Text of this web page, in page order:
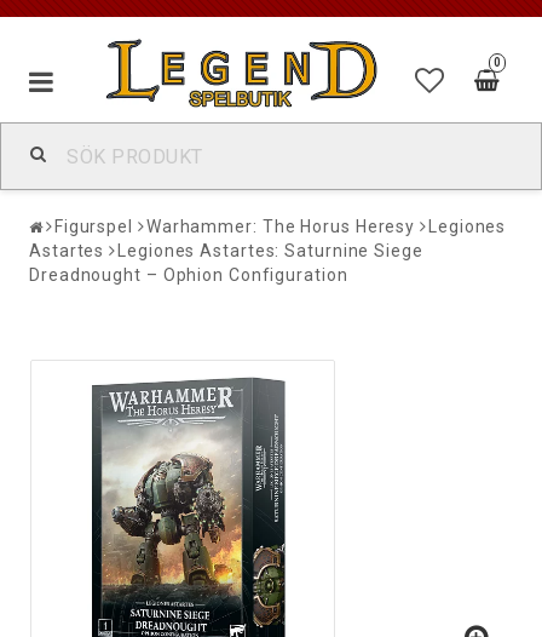
0
Figurspel Warhammer: The Horus Heresy
Legiones
Astartes
Legiones Astartes: Saturnine Siege
Dreadnought – Ophion Configuration